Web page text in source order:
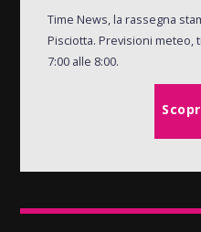
Time News, la rassegna
Pisciotta. Previsioni meteo,
7:00 alle 8:00.